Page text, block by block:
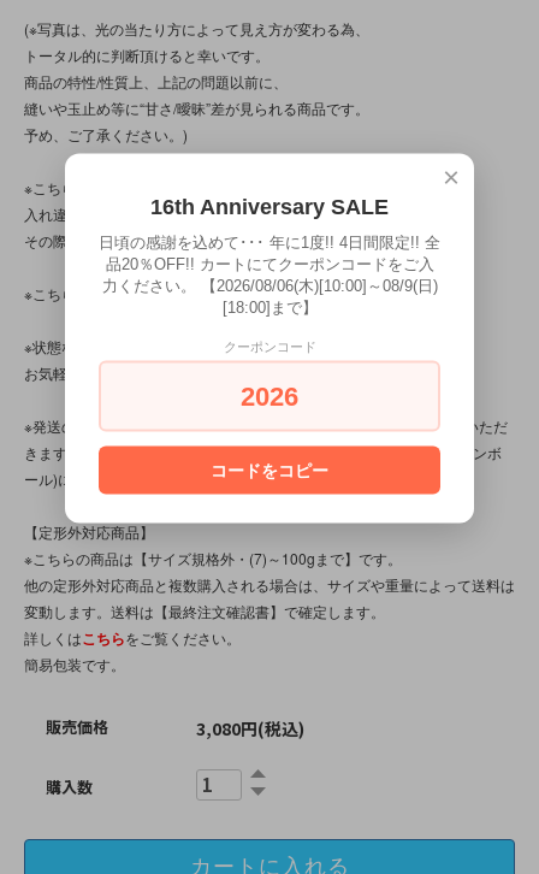
(※写真は、光の当たり方によって見え方が変わる為、
トータル的に判断頂けると幸いです。
商品の特性/性質上、上記の問題以前に、
縫いや玉止め等に“甘さ/曖昧”差が見られる商品です。
予め、ご了承ください。)
※こちらの商品は店頭でも販売しています。
入れ違いで完売してしまう場合がございます。
その際はご容赦くださいませ。
※こちらの商品は、中古品です。
※状態など分かり辛い点、気になる点、不明点がございましたら、
お気軽にお問い合わせください。
※発送の際、ぬいぐるみはプチプチ(エアパッキン/緩衝材)を省かせていただ
きます。透明袋(OPP袋)に本体を入れ、封筒(場合によっては紙袋やダンボ
ール)に入れてお送りいたします。
【定形外対応商品】
※こちらの商品は【サイズ規格外・(7)～100gまで】です。
他の定形外対応商品と複数購入される場合は、サイズや重量によって送料は
変動します。送料は【最終注文確認書】で確定します。
詳しくはこちらをご覧ください。
簡易包装です。
販売価格 3,080円(税込)
購入数
×
16th Anniversary SALE
日頃の感謝を込めて･･･ 年に1度!! 4日間限定!! 全
品20％OFF!! カートにてクーポンコードをご入
力ください。 【2026/08/06(木)[10:00]～08/9(日)
[18:00]まで】
クーポンコード
2026
コードをコピー